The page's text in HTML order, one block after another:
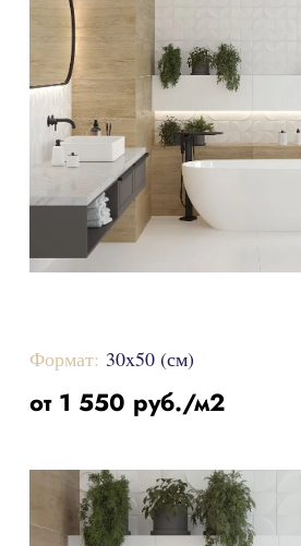
Формат: 30x50 (см)
от 1 550 руб./м2